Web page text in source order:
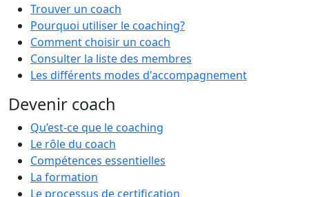
Trouver un coach
Pourquoi utiliser le coaching?
Comment choisir un coach
Consulter la liste des membres
Les différents modes d'accompagnement
Devenir coach
Qu’est-ce que le coaching
Le rôle du coach
Compétences essentielles
La formation
Le processus de certification